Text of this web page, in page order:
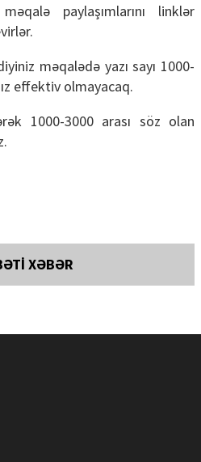
paylaşımlarını linklər
məqalədə yazı sayı 1000-
effektiv olmayacaq.
1000-3000 arası söz olan
XƏBƏR